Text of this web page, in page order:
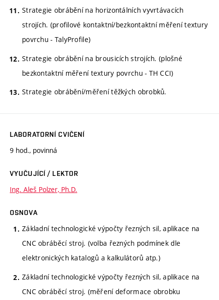
Strategie obrábění na horizontálních vyvrtávacích
strojích. (profilové kontaktní/bezkontaktní měření textury
povrchu - TalyProfile)
Strategie obrábění na brousicích strojích. (plošné
bezkontaktní měření textury povrchu - TH CCI)
Strategie obrábění/měření těžkých obrobků.
LABORATORNÍ CVIČENÍ
9 hod., povinná
VYUČUJÍCÍ / LEKTOR
Ing. Aleš Polzer, Ph.D.
OSNOVA
Základní technologické výpočty řezných sil, aplikace na
CNC obráběcí stroj. (volba řezných podmínek dle
elektronických katalogů a kalkulátorů atp.)
Základní technologické výpočty řezných sil, aplikace na
CNC obráběcí stroj. (měření deformace obrobku